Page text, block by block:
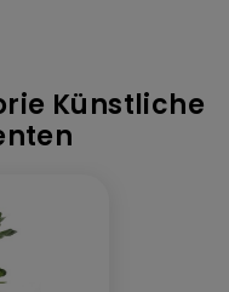
Künstliche